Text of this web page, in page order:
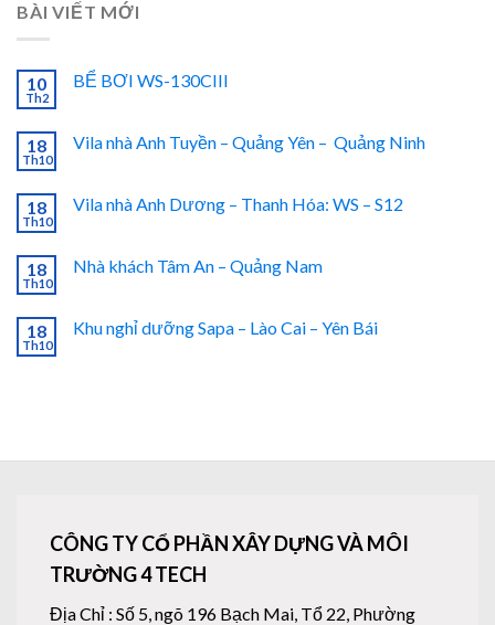
BÀI VIẾT MỚI
10
Th2
BỂ BƠI WS-130CIII
18
Th10
Vila nhà Anh Tuyền – Quảng Yên – Quảng Ninh
18
Th10
Vila nhà Anh Dương – Thanh Hóa: WS – S12
18
Th10
Nhà khách Tâm An – Quảng Nam
18
Th10
Khu nghỉ dưỡng Sapa – Lào Cai – Yên Bái
CÔNG TY CỔ PHẦN XÂY DỰNG VÀ MÔI
TRƯỜNG 4 TECH
Địa Chỉ : Số 5, ngõ 196 Bạch Mai, Tổ 22, Phường